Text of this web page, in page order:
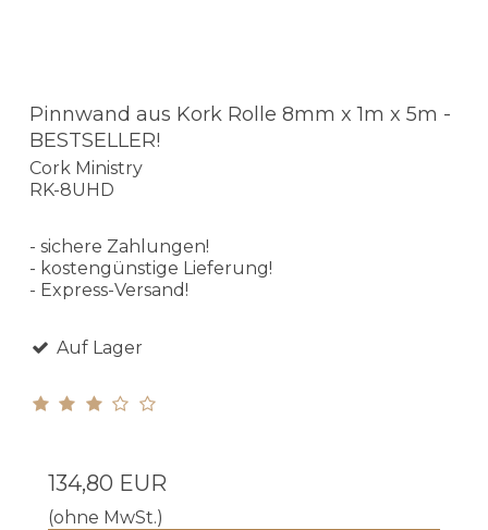
Pinnwand aus Kork Rolle 8mm x 1m x 5m -
BESTSELLER!
Cork Ministry
RK-8UHD
- sichere Zahlungen!
- kostengünstige Lieferung!
- Express-Versand!
Auf Lager
134,80 EUR
(ohne MwSt.)